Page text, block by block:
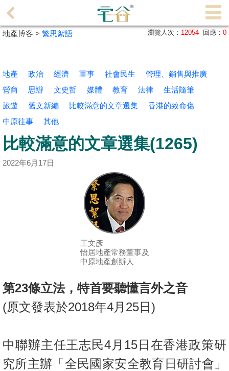
理
搵
樓/
成
交
業
產
博
客
地
產
新
地產博客 > 繁思絮語 瀏覽人次： 12054 回應： 0
地產 政治 經濟 軍事 社會民生
管理、銷售與推廣
營商
思辯 文史哲 媒體 教育 法律
生活隨筆
旅遊
舊文新編 比較滿意的文章選集
香港的致命傷
中原往事
其他
比較滿意的文章選集(1265)
2022年6月17日
王文彥
怡居地產常務董事及
中原地產創辦人
第23條立法，特首要聽懂言外之音
(原文發表於2018年4月 25日 )
中聯辦主任王志民4 月 15日在香港政策研
究所主辦「全民國家安全教育日研討會」